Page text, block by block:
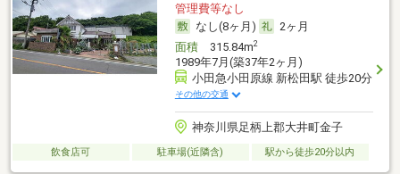
管理費等なし
なし(8ヶ月)
2ヶ月
面積315.84m2
1989年7月(築37年2ヶ月)
小田急小田原線 新松田駅 徒歩20分
その他の交通
神奈川県足柄上郡大井町金子
飲食店可 駐車場(近隣含) 駅から徒歩20分以内